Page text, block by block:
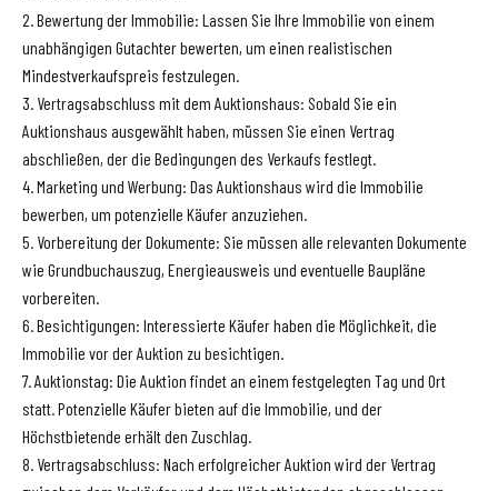
2. Bewertung der Immobilie: Lassen Sie Ihre Immobilie von einem
unabhängigen Gutachter bewerten, um einen realistischen
Mindestverkaufspreis festzulegen.
3. Vertragsabschluss mit dem Auktionshaus: Sobald Sie ein
Auktionshaus ausgewählt haben, müssen Sie einen Vertrag
abschließen, der die Bedingungen des Verkaufs festlegt.
4. Marketing und Werbung: Das Auktionshaus wird die Immobilie
bewerben, um potenzielle Käufer anzuziehen.
5. Vorbereitung der Dokumente: Sie müssen alle relevanten Dokumente
wie Grundbuchauszug, Energieausweis und eventuelle Baupläne
vorbereiten.
6. Besichtigungen: Interessierte Käufer haben die Möglichkeit, die
Immobilie vor der Auktion zu besichtigen.
7. Auktionstag: Die Auktion findet an einem festgelegten Tag und Ort
statt. Potenzielle Käufer bieten auf die Immobilie, und der
Höchstbietende erhält den Zuschlag.
8. Vertragsabschluss: Nach erfolgreicher Auktion wird der Vertrag